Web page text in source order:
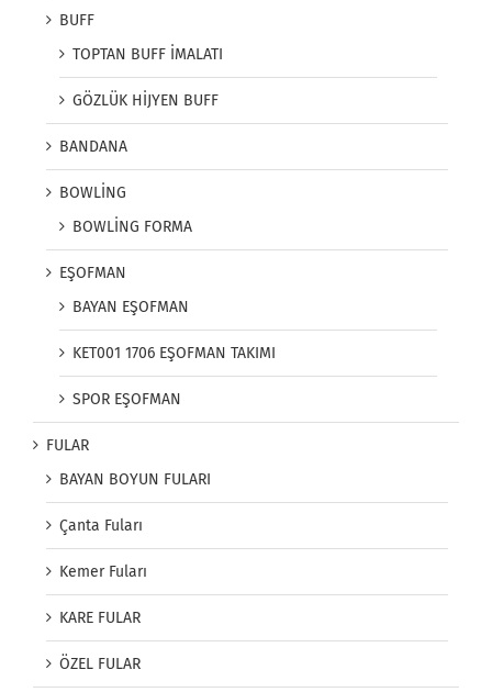
BUFF
TOPTAN BUFF İMALATI
GÖZLÜK HİJYEN BUFF
BANDANA
BOWLİNG
BOWLİNG FORMA
EŞOFMAN
BAYAN EŞOFMAN
KET001 1706 EŞOFMAN TAKIMI
SPOR EŞOFMAN
FULAR
BAYAN BOYUN FULARI
Çanta Fuları
Kemer Fuları
KARE FULAR
ÖZEL FULAR